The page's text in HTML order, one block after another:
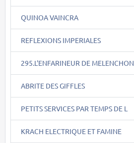
QUINOA VAINCRA
REFLEXIONS IMPERIALES
295.L'ENFARINEUR DE MELENCHON
ABRITE DES GIFFLES
PETITS SERVICES PAR TEMPS DE L
KRACH ELECTRIQUE ET FAMINE